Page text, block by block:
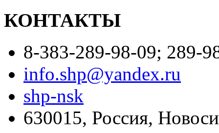
КОНТАКТЫ
8-383-289-98-09; 289-
info.shp@yandex.ru
shp-nsk
630015, Россия,